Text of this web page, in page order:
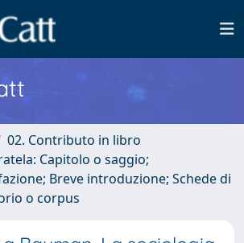
02. Contributo in libro
Capitolo o saggio;
Breve introduzione; Schede di
o corpus